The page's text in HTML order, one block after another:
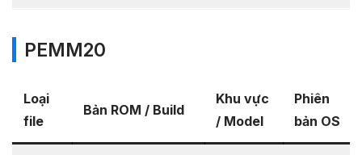
PEMM20
Loại
file
Bản ROM / Build
Khu vực
/ Model
Phiên
bản OS